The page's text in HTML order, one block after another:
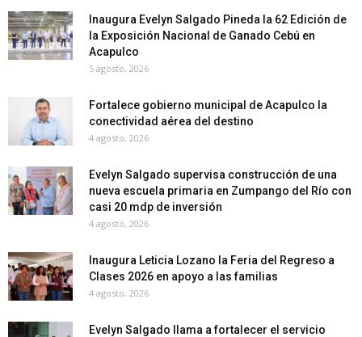
Inaugura Evelyn Salgado Pineda la 62 Edición de
la Exposición Nacional de Ganado Cebú en
Acapulco
5 agosto, 2026
Fortalece gobierno municipal de Acapulco la
conectividad aérea del destino
4 agosto, 2026
Evelyn Salgado supervisa construcción de una
nueva escuela primaria en Zumpango del Río con
casi 20 mdp de inversión
4 agosto, 2026
Inaugura Leticia Lozano la Feria del Regreso a
Clases 2026 en apoyo a las familias
4 agosto, 2026
Evelyn Salgado llama a fortalecer el servicio